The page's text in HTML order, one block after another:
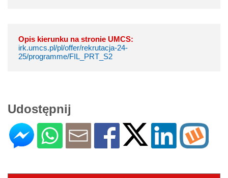
Opis kierunku na stronie UMCS:
irk.umcs.pl/pl/offer/rekrutacja-24-
25/programme/FIL_PRT_S2
Udostępnij